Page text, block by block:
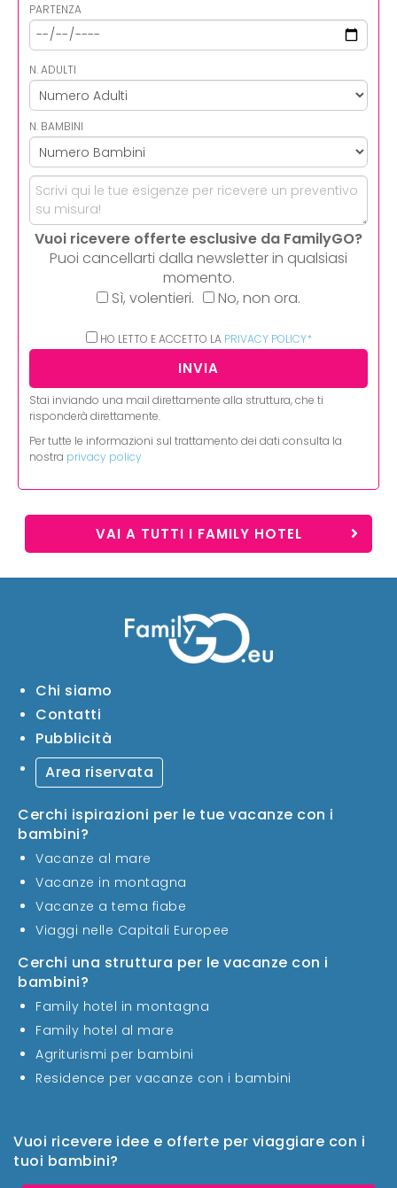
PARTENZA
N. ADULTI
N. BAMBINI
Vuoi ricevere offerte esclusive da FamilyGO?
Puoi cancellarti dalla newsletter in qualsiasi
momento.
Sì, volentieri.
No, non ora.
HO LETTO E ACCETTO LA PRIVACY POLICY*
Stai inviando una mail direttamente alla struttura, che ti
risponderà direttamente.
Per tutte le informazioni sul trattamento dei dati consulta la
nostra privacy policy
VAI A TUTTI I FAMILY HOTEL
Vuoi ricevere idee e offerte per viaggiare con i
tuoi bambini?
Chi siamo
Contatti
Pubblicità
Area riservata
Cerchi ispirazioni per le tue vacanze con i
bambini?
Vacanze al mare
Vacanze in montagna
Vacanze a tema fiabe
Viaggi nelle Capitali Europee
Cerchi una struttura per le vacanze con i
bambini?
Family hotel in montagna
Family hotel al mare
Agriturismi per bambini
Residence per vacanze con i bambini